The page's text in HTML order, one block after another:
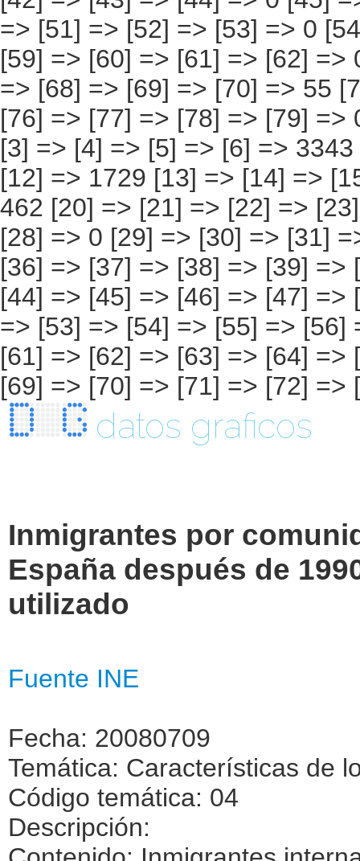
datos graficos
Inmigrantes por
España después de
utilizado
Fuente INE
Fecha: 20080709
Temática: Características de
Código temática: 04
Descripción: